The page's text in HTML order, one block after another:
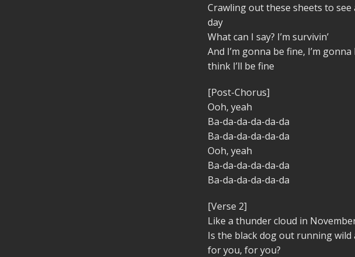
Crawling out these sheets to
day
What can I say? I’m survivin’
And I’m gonna be fine, I’m gonna
think I’ll be fine
[Post-Chorus]
Ooh, yeah
Ba-da-da-da-da-da
Ba-da-da-da-da-da
Ooh, yeah
Ba-da-da-da-da-da
Ba-da-da-da-da-da
[Verse 2]
Like a thunder cloud in
Is the black dog out running wild
for you, for you?